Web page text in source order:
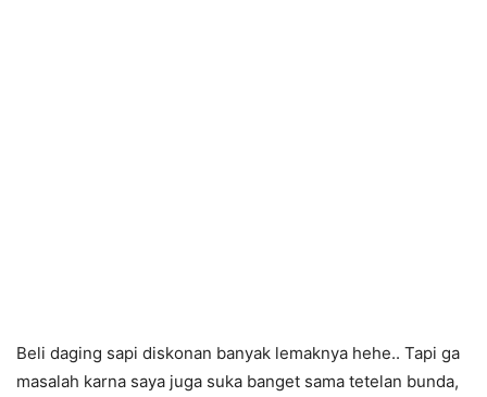
Beli daging sapi diskonan banyak lemaknya hehe.. Tapi ga
masalah karna saya juga suka banget sama tetelan bunda,